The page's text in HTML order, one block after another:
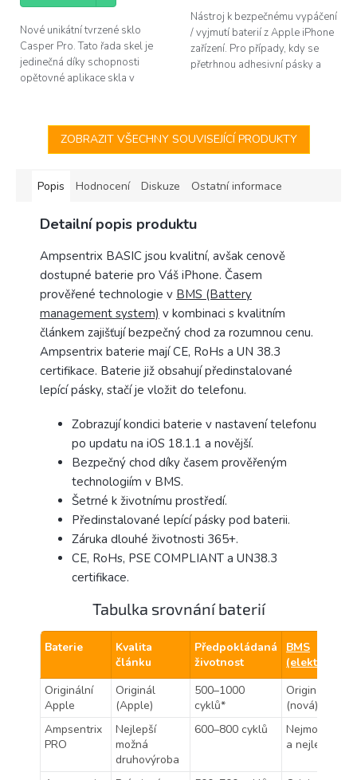
Nové unikátní tvrzené sklo
Casper Pro. Tato řada skel je
jedinečná díky schopnosti
opětovné aplikace skla v
instalaci objeví pod...
hvězdiček.
Nástroj k bezpečnému vypáčení
/ vyjmutí baterií z Apple iPhone
zařízení. Pro případy, kdy se
přetrhnou adhesivní pásky a
ZOBRAZIT VŠECHNY SOUVISEJÍCÍ PRODUKTY
Popis Hodnocení Diskuze Ostatní informace
Detailní popis produktu
Ampsentrix BASIC jsou kvalitní, avšak cenově
dostupné baterie pro Váš iPhone. Časem
prověřené technologie v BMS (Battery
management system) v kombinaci s kvalitním
článkem zajišťují bezpečný chod za rozumnou cenu.
Ampsentrix baterie mají CE, RoHs a UN 38.3
certifikace. Baterie již obsahují předinstalované
lepící pásky, stačí je vložit do telefonu.
Zobrazují kondici baterie v nastavení telefonu
po updatu na iOS 18.1.1 a novější.
Bezpečný chod díky časem prověřeným
technologiím v BMS.
Šetrné k životnímu prostředí.
Předinstalované lepící pásky pod baterii.
Záruka dlouhé životnosti 365+.
CE, RoHs, PSE COMPLIANT a UN38.3
certifikace.
Tabulka srovnání baterií
Baterie
Kvalita
článku
Předpokládaná
životnost
BMS
(elektronika)
Originální
Apple
Originál
(Apple)
500–1000
cyklů*
Originální
(nová)
Ampsentrix
PRO
Nejlepší
možná
druhovýroba
600–800 cyklů
Nejmodernější
a nejlepší